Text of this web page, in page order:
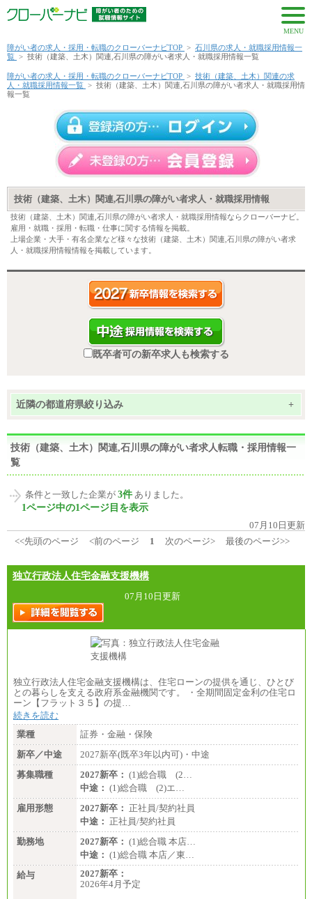
MENU
障がい者の求人・採用・転職のクローバーナビTOP > 石川県の求人・就職採用情報一
覧 > 技術（建築、土木）関連,石川県の障がい者求人・就職採用情報一覧
障がい者の求人・採用・転職のクローバーナビTOP > 技術（建築、土木）関連の求
人・就職採用情報一覧 > 技術（建築、土木）関連,石川県の障がい者求人・就職採用情
報一覧
技術（建築、土木）関連,石川県の障がい者求人・就職採用情報
技術（建築、土木）関連,石川県の障がい者求人・就職採用情報ならクローバーナビ。
雇用・就職・採用・転職・仕事に関する情報を掲載。
上場企業・大手・有名企業など様々な技術（建築、土木）関連,石川県の障がい者求
人・就職採用情報情報を掲載しています。
既卒者可の新卒求人も検索する
近隣の都道府県絞り込み +
技術（建築、土木）関連,石川県の障がい者求人転職・採用情報一
覧
条件と一致した企業が 3件 ありました。
1ページ中の1ページ目を表示
07月10日更新
<<先頭のページ
<前のページ 1 次のページ> 最後のページ>>
独立行政法人住宅金融支援機構
07月10日更新
独立行政法人住宅金融支援機構は、住宅ローンの提供を通じ、ひとび
との暮らしを支える政府系金融機関です。 ・全期間固定金利の住宅ロ
ーン【フラット３５】の提…
続きを読む
業種
証券・金融・保険
新卒／中途
2027新卒(既卒3年以内可)・中途
募集職種
2027新卒： (1)総合職 (2…
中途： (1)総合職 (2)エ…
雇用形態
2027新卒： 正社員/契約社員
中途： 正社員/契約社員
勤務地
2027新卒： (1)総合職 本店…
中途： (1)総合職 本店／東…
給与
2027新卒：
2026年4月予定